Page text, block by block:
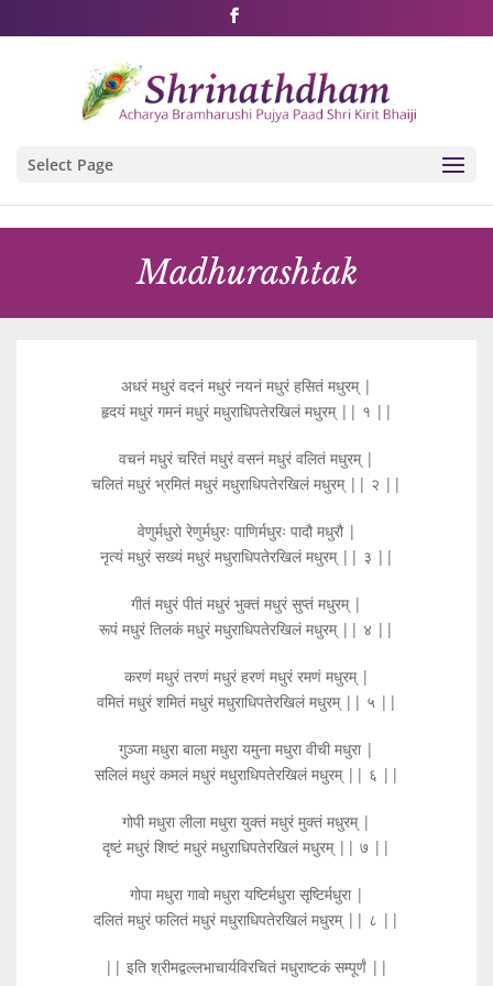
Shri Rushivarji on social media – all official handles
Select Page
Madhurashtak
अधरं मधुरं वदनं मधुरं नयनं मधुरं हसितं मधुरम् |
हृदयं मधुरं गमनं मधुरं मधुराधिपतेरखिलं मधुरम् || १ ||
वचनं मधुरं चरितं मधुरं वसनं मधुरं वलितं मधुरम् |
चलितं मधुरं भ्रमितं मधुरं मधुराधिपतेरखिलं मधुरम् || २ ||
वेणुर्मधुरो रेणुर्मधुरः पाणिर्मधुरः पादौ मधुरौ |
नृत्यं मधुरं सख्यं मधुरं मधुराधिपतेरखिलं मधुरम् || ३ ||
गीतं मधुरं पीतं मधुरं भुक्तं मधुरं सुप्तं मधुरम् |
रूपं मधुरं तिलकं मधुरं मधुराधिपतेरखिलं मधुरम् || ४ ||
करणं मधुरं तरणं मधुरं हरणं मधुरं रमणं मधुरम् |
वमितं मधुरं शमितं मधुरं मधुराधिपतेरखिलं मधुरम् || ५ ||
गुञ्जा मधुरा बाला मधुरा यमुना मधुरा वीची मधुरा |
सलिलं मधुरं कमलं मधुरं मधुराधिपतेरखिलं मधुरम् || ६ ||
गोपी मधुरा लीला मधुरा युक्तं मधुरं मुक्तं मधुरम् |
दृष्टं मधुरं शिष्टं मधुरं मधुराधिपतेरखिलं मधुरम् || ७ ||
गोपा मधुरा गावो मधुरा यष्टिर्मधुरा सृष्टिर्मधुरा |
दलितं मधुरं फलितं मधुरं मधुराधिपतेरखिलं मधुरम् || ८ ||
|| इति श्रीमद्वल्लभाचार्यविरचितं मधुराष्टकं सम्पूर्णं ||